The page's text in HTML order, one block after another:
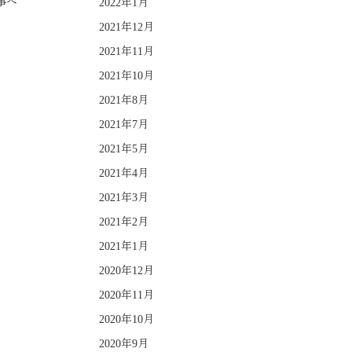
2022年1月
2021年12月
2021年11月
2021年10月
2021年8月
2021年7月
2021年5月
2021年4月
2021年3月
2021年2月
2021年1月
2020年12月
2020年11月
2020年10月
2020年9月